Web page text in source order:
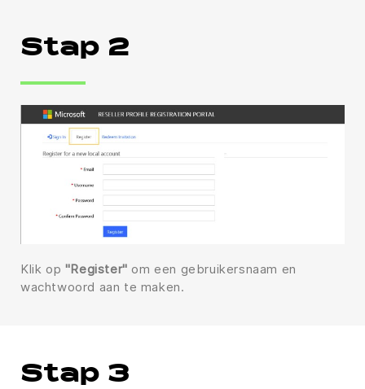
Stap 2
Klik op "Register" om een gebruikersnaam en
wachtwoord aan te maken.
Stap 3